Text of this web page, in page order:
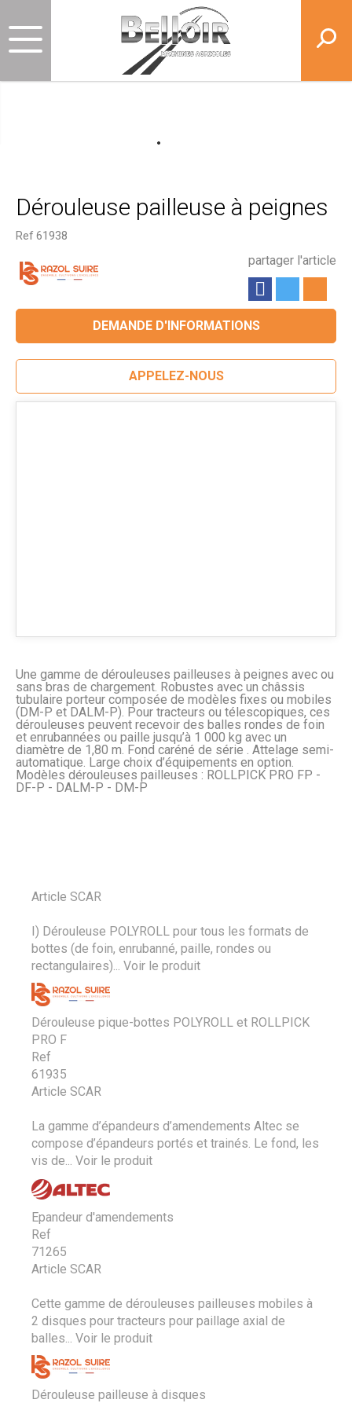
Dérouleuse pailleuse à peignes
Ref61938
partager l'article
Une gamme de dérouleuses pailleuses à peignes avec ou
sans bras de chargement. Robustes avec un châssis
tubulaire porteur composée de modèles fixes ou mobiles
(DM-P et DALM-P). Pour tracteurs ou télescopiques, ces
dérouleuses peuvent recevoir des balles rondes de foin
et enrubannées ou paille jusqu’à 1 000 kg avec un
diamètre de 1,80 m. Fond caréné de série . Attelage semi-
automatique. Large choix d’équipements en option.
Modèles dérouleuses pailleuses : ROLLPICK PRO FP -
DF-P - DALM-P - DM-P
DEMANDE D'INFORMATIONS
APPELEZ-NOUS
Article SCAR
I) Dérouleuse POLYROLL pour tous les formats de
bottes (de foin, enrubanné, paille, rondes ou
rectangulaires)...
Voir le produit
Dérouleuse pique-bottes POLYROLL et ROLLPICK
PRO F
Ref
61935
Article SCAR
La gamme d’épandeurs d’amendements Altec se
compose d’épandeurs portés et trainés. Le fond, les
vis de...
Voir le produit
Epandeur d'amendements
Ref
71265
Article SCAR
Cette gamme de dérouleuses pailleuses mobiles à
2 disques pour tracteurs pour paillage axial de
balles...
Voir le produit
Dérouleuse pailleuse à disques